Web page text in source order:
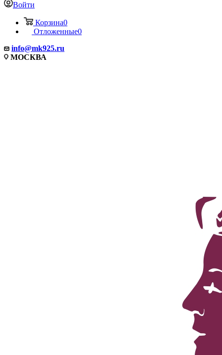
Войти
Корзина0
Отложенные0
info@mk925.ru
МОСКВА